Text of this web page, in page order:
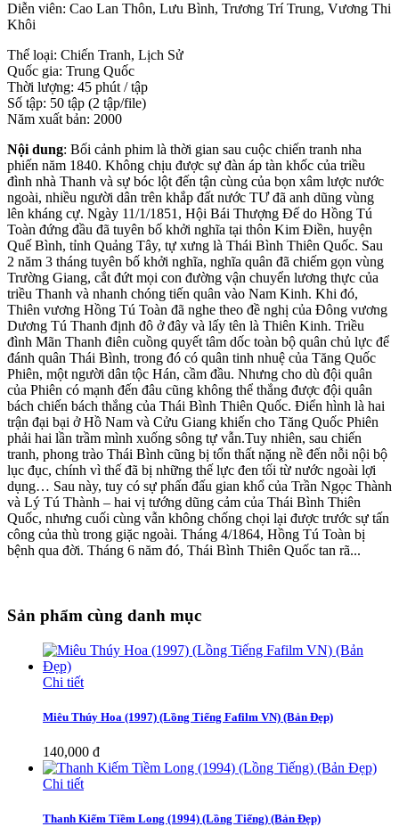
Diễn viên: Cao Lan Thôn, Lưu Bình, Trương Trí Trung, Vương Thi
Khôi
Thể loại: Chiến Tranh, Lịch Sử
Quốc gia: Trung Quốc
Thời lượng: 45 phút / tập
Số tập: 50 tập (2 tập/file)
Năm xuất bản: 2000
Nội dung: Bối cảnh phim là thời gian sau cuộc chiến tranh nha
phiến năm 1840. Không chịu được sự đàn áp tàn khốc của triều
đình nhà Thanh và sự bóc lột đến tận cùng của bọn xâm lược nước
ngoài, nhiều người dân trên khắp đất nước TƯ đã anh dũng vùng
lên kháng cự. Ngày 11/1/1851, Hội Bái Thượng Ðế do Hồng Tú
Toàn đứng đầu đã tuyên bố khởi nghĩa tại thôn Kim Ðiền, huyện
Quế Bình, tỉnh Quảng Tây, tự xưng là Thái Bình Thiên Quốc. Sau
2 năm 3 tháng tuyên bố khởi nghĩa, nghĩa quân đã chiếm gọn vùng
Trường Giang, cắt đứt mọi con đường vận chuyển lương thực của
triều Thanh và nhanh chóng tiến quân vào Nam Kinh. Khi đó,
Thiên vương Hồng Tú Toàn đã nghe theo đề nghị của Ðông vương
Dương Tú Thanh định đô ở đây và lấy tên là Thiên Kinh. Triều
đình Mãn Thanh điên cuồng quyết tâm dốc toàn bộ quân chủ lực để
đánh quân Thái Bình, trong đó có quân tinh nhuệ của Tăng Quốc
Phiên, một người dân tộc Hán, cầm đầu. Nhưng cho dù đội quân
của Phiên có mạnh đến đâu cũng không thể thắng được đội quân
bách chiến bách thắng của Thái Bình Thiên Quốc. Ðiển hình là hai
trận đại bại ở Hồ Nam và Cửu Giang khiến cho Tăng Quốc Phiên
phải hai lần trầm mình xuống sông tự vẫn.Tuy nhiên, sau chiến
tranh, phong trào Thái Bình cũng bị tổn thất nặng nề đến nỗi nội bộ
lục đục, chính vì thế đã bị những thế lực đen tối từ nước ngoài lợi
dụng… Sau này, tuy có sự phấn đấu gian khổ của Trần Ngọc Thành
và Lý Tú Thành – hai vị tướng dũng cảm của Thái Bình Thiên
Quốc, nhưng cuối cùng vẫn không chống chọi lại được trước sự tấn
công của thù trong giặc ngoài. Tháng 4/1864, Hồng Tú Toàn bị
bệnh qua đời. Tháng 6 năm đó, Thái Bình Thiên Quốc tan rã...
Sản phẩm cùng danh mục
Chi tiết
Miêu Thúy Hoa (1997) (Lồng Tiếng Fafilm VN) (Bản Đẹp)
140,000 đ
Chi tiết
Thanh Kiếm Tiềm Long (1994) (Lồng Tiếng) (Bản Đẹp)